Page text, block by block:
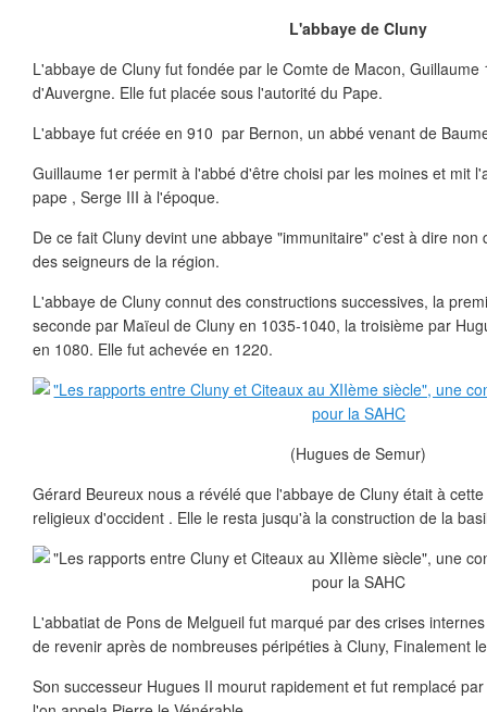
L'abbaye de Cluny
L'abbaye de Cluny fut fondée par le Comte de Macon,
d'Auvergne. Elle fut placée sous l'autorité du Pape.
L'abbaye fut créée en 910 par Bernon, un abbé venant de
Guillaume 1er permit à l'abbé d'être choisi par les moines et mit
pape , Serge III à l'époque.
De ce fait Cluny devint une abbaye "immunitaire" c'est à dire
des seigneurs de la région.
L'abbaye de Cluny connut des constructions successives, la
seconde par Maïeul de Cluny en 1035-1040, la troisième par
en 1080. Elle fut achevée en 1220.
(Hugues de Semur)
Gérard Beureux nous a révélé que l'abbaye de Cluny était à
religieux d'occident . Elle le resta jusqu'à la construction de la
L'abbatiat de Pons de Melgueil fut marqué par des crises
de revenir après de nombreuses péripéties à Cluny, Finalement
Son successeur Hugues II mourut rapidement et fut remplacé